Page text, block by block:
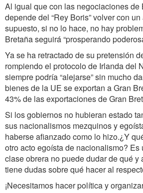
Al igual que con las negociaciones de
depende del “Rey Boris” volver con
supuesto, si no lo hace, no hay
Bretaña seguirá “prosperando
Ya se ha retractado de su pretensión
rompiendo el protocolo de Irlanda del
siempre podría “alejarse” sin mucho
bienes de la UE se exportan a Gran
43% de las exportaciones de Gran
Si los gobiernos no hubieran estado
sus nacionalismos mezquinos y
haberse afianzado como lo hizo.¿Y
otro acto egoísta de nacionalismo? Es
clase obrera no puede dudar de qué y
tiene dudas sobre qué hacer al
¡Necesitamos hacer política y